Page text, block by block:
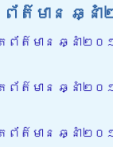
ត៌មាន ឆ្ន
ត៌មាន ឆ្នាំ២០
ត៌មាន ឆ្នាំ២០
ត៌មាន ឆ្នាំ២០